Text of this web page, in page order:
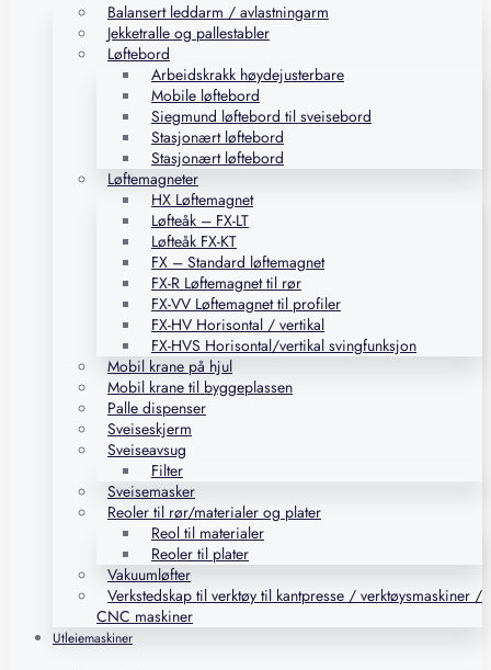
Balansert leddarm / avlastningarm
Jekketralle og pallestabler
Løftebord
Arbeidskrakk høydejusterbare
Mobile løftebord
Siegmund løftebord til sveisebord
Stasjonært løftebord
Stasjonært løftebord
Løftemagneter
HX Løftemagnet
Løfteåk – FX-LT
Løfteåk FX-KT
FX – Standard løftemagnet
FX-R Løftemagnet til rør
FX-VV Løftemagnet til profiler
FX-HV Horisontal / vertikal
FX-HVS Horisontal/vertikal svingfunksjon
Mobil krane på hjul
Mobil krane til byggeplassen
Palle dispenser
Sveiseskjerm
Sveiseavsug
Filter
Sveisemasker
Reoler til rør/materialer og plater
Reol til materialer
Reoler til plater
Vakuumløfter
Verkstedskap til verktøy til kantpresse / verktøysmaskiner /
CNC maskiner
Utleiemaskiner